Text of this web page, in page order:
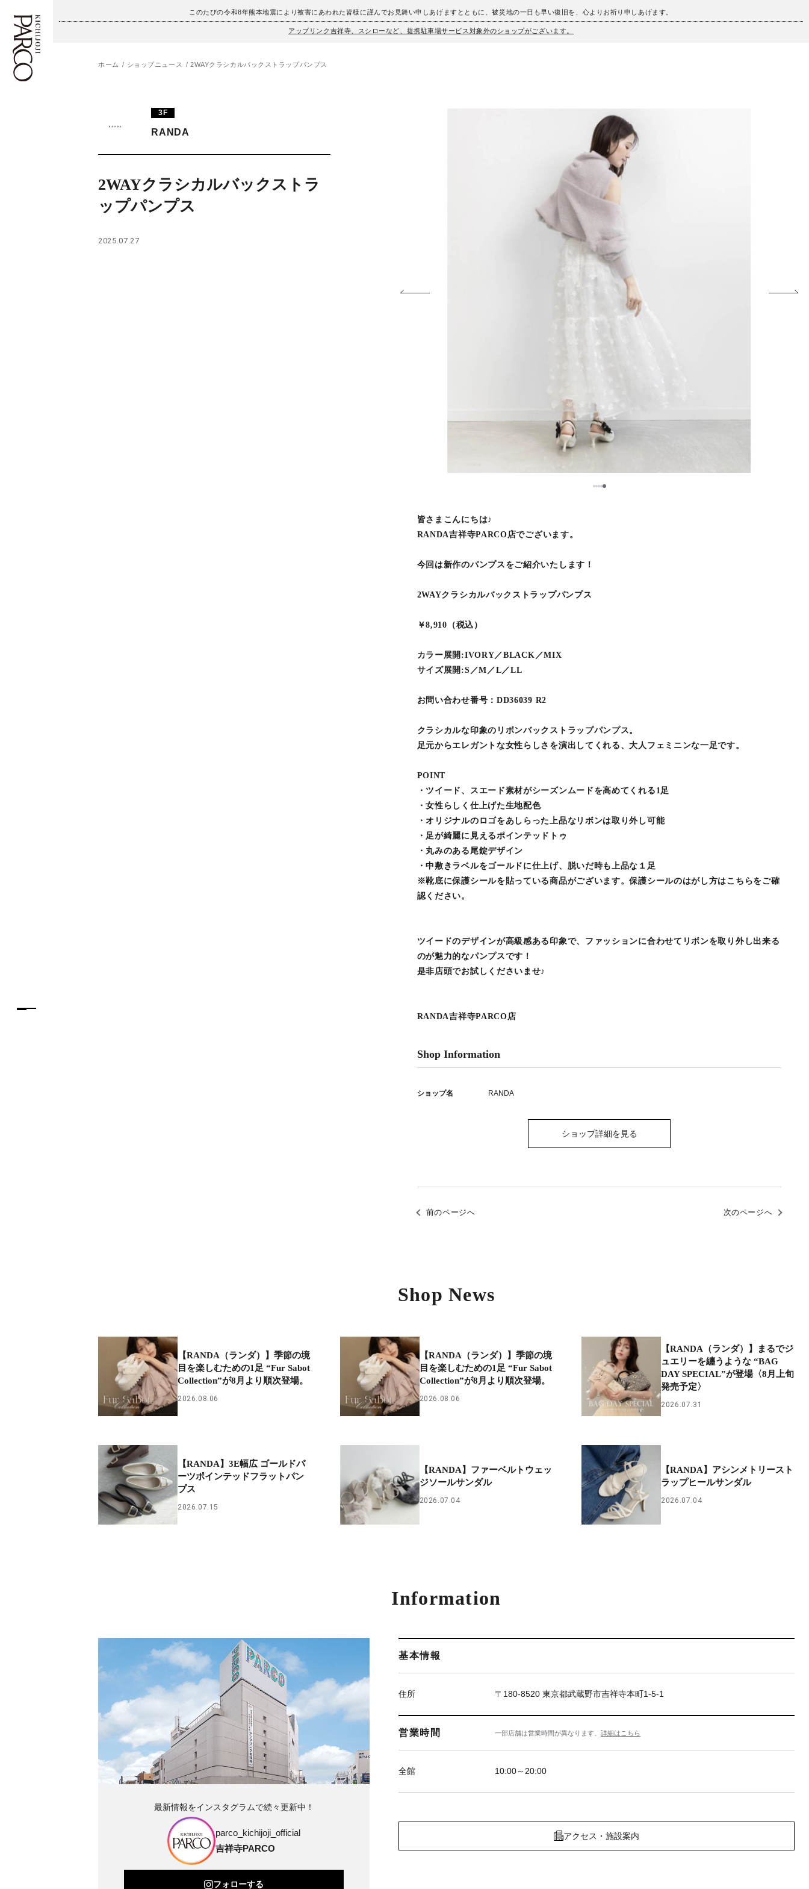
このたびの令和8年熊本地震により被害にあわれた皆様に謹んでお見舞い申しあげますとともに、被災地の一日も早い復旧を、心よりお祈り申しあげます。
アップリンク吉祥寺、スシローなど、提携駐車場サービス対象外のショップがございます。
施設案内・アクセス
ニュース
レストラン・カフェ
TAX FREE
ภาษาไทย
ホーム ショップニュース 2WAYクラシカルバックストラップパンプス
3F
RANDA
2WAYクラシカルバックストラ
ップパンプス
2025.07.27
12345
皆さまこんにちは♪
RANDA吉祥寺PARCO店でございます。
今回は新作のパンプスをご紹介いたします！
2WAYクラシカルバックストラップパンプス
￥8,910（税込）
カラー展開:IVORY／BLACK／MIX
サイズ展開:S／M／L／LL
お問い合わせ番号：DD36039 R2
クラシカルな印象のリボンバックストラップパンプス。
足元からエレガントな女性らしさを演出してくれる、大人フェミニンな一足です。
POINT
・ツイード、スエード素材がシーズンムードを高めてくれる1足
・女性らしく仕上げた生地配色
・オリジナルのロゴをあしらった上品なリボンは取り外し可能
・足が綺麗に見えるポインテッドトゥ
・丸みのある尾錠デザイン
・中敷きラベルをゴールドに仕上げ、脱いだ時も上品な１足
※靴底に保護シールを貼っている商品がございます。保護シールのはがし方はこちらをご確
認ください。
ツイードのデザインが高級感ある印象で、ファッションに合わせてリボンを取り外し出来る
のが魅力的なパンプスです！
是非店頭でお試しくださいませ♪
RANDA吉祥寺PARCO店
Shop Information
ショップ名 RANDA
ショップ詳細を見る
前のページへ 次のページへ
Shop News
【RANDA（ランダ）】季節の境
目を楽しむための1足 “Fur Sabot
Collection”が8月より順次登場。
2026.08.06
【RANDA（ランダ）】季節の境
目を楽しむための1足 “Fur Sabot
Collection”が8月より順次登場。
2026.08.06
【RANDA（ランダ）】まるでジ
ュエリーを纏うような “BAG
DAY SPECIAL”が登場〈8月上旬
発売予定〉
2026.07.31
【RANDA】3E幅広 ゴールドパ
ーツポインテッドフラットパン
プス
2026.07.15
【RANDA】ファーベルトウェッ
ジソールサンダル
2026.07.04
【RANDA】アシンメトリースト
ラップヒールサンダル
2026.07.04
Information
基本情報
住所 〒180-8520 東京都武蔵野市吉祥寺本町1-5-1
営業時間 一部店舗は営業時間が異なります。詳細はこちら
全館 10:00～20:00
アクセス・施設案内
最新情報をインスタグラムで続々更新中！
parco_kichijoji_official
吉祥寺PARCO
フォローする